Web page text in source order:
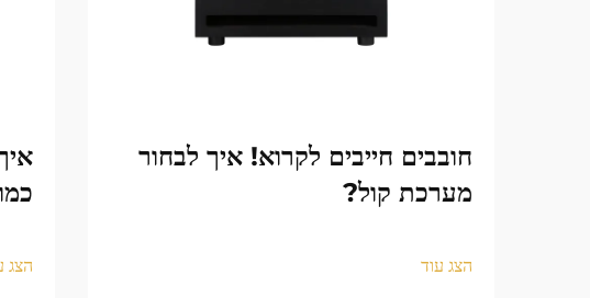
חובבים חייבים לקרוא! איך לבחור
מערכת קול?
הצג עוד הצג